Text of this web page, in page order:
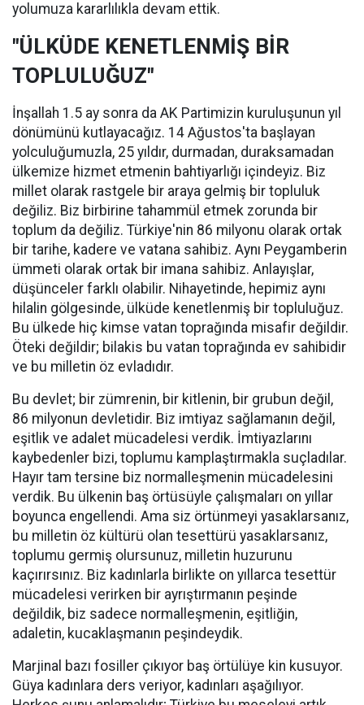
yolumuza kararlılıkla devam ettik.
"ÜLKÜDE KENETLENMİŞ BİR
TOPLULUĞUZ"
İnşallah 1.5 ay sonra da AK Partimizin kuruluşunun yıl
dönümünü kutlayacağız. 14 Ağustos'ta başlayan
yolculuğumuzla, 25 yıldır, durmadan, duraksamadan
ülkemize hizmet etmenin bahtiyarlığı içindeyiz. Biz
millet olarak rastgele bir araya gelmiş bir topluluk
değiliz. Biz birbirine tahammül etmek zorunda bir
toplum da değiliz. Türkiye'nin 86 milyonu olarak ortak
bir tarihe, kadere ve vatana sahibiz. Aynı Peygamberin
ümmeti olarak ortak bir imana sahibiz. Anlayışlar,
düşünceler farklı olabilir. Nihayetinde, hepimiz aynı
hilalin gölgesinde, ülküde kenetlenmiş bir topluluğuz.
Bu ülkede hiç kimse vatan toprağında misafir değildir.
Öteki değildir; bilakis bu vatan toprağında ev sahibidir
ve bu milletin öz evladıdır.
Bu devlet; bir zümrenin, bir kitlenin, bir grubun değil,
86 milyonun devletidir. Biz imtiyaz sağlamanın değil,
eşitlik ve adalet mücadelesi verdik. İmtiyazlarını
kaybedenler bizi, toplumu kamplaştırmakla suçladılar.
Hayır tam tersine biz normalleşmenin mücadelesini
verdik. Bu ülkenin baş örtüsüyle çalışmaları on yıllar
boyunca engellendi. Ama siz örtünmeyi yasaklarsanız,
bu milletin öz kültürü olan tesettürü yasaklarsanız,
toplumu germiş olursunuz, milletin huzurunu
kaçırırsınız. Biz kadınlarla birlikte on yıllarca tesettür
mücadelesi verirken bir ayrıştırmanın peşinde
değildik, biz sadece normalleşmenin, eşitliğin,
adaletin, kucaklaşmanın peşindeydik.
Marjinal bazı fosiller çıkıyor baş örtülüye kin kusuyor.
Güya kadınlara ders veriyor, kadınları aşağılıyor.